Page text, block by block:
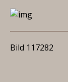
Bild 117282